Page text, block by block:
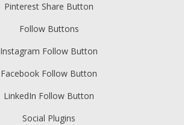
Pinterest Share Button
Follow Buttons
Instagram Follow Button
Facebook Follow Button
LinkedIn Follow Button
Social Plugins